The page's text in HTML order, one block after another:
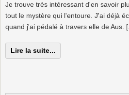
Je trouve très intéressant d'en savoir
tout le mystère qui l'entoure. J'ai déjà
quand j'ai pédalé à travers elle de Aus.
Lire la suite...